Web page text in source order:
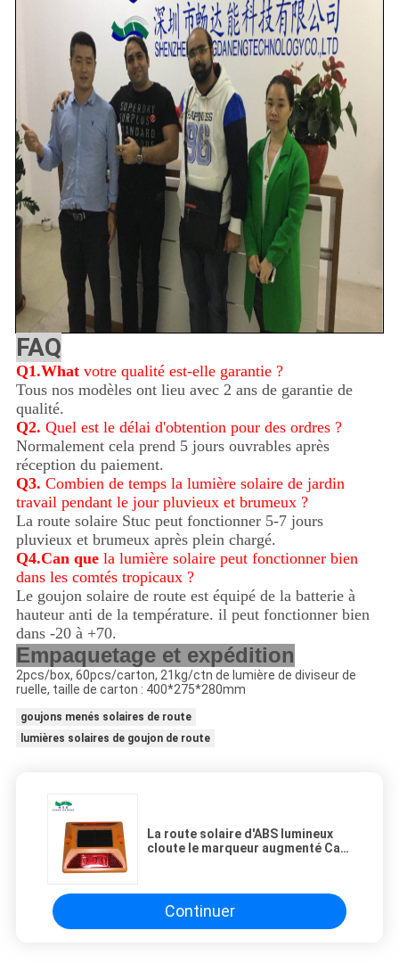
FAQ
Q1.Whatvotre qualité est-elle garantie ?
Tous nos modèles ont lieu avec 2 ans de garantie de
qualité.
Q2. Quel est le délai d'obtention pour des ordres ?
Normalement cela prend 5 jours ouvrables après
réception du paiement.
Q3. Combien de temps la lumière solaire de jardin
travail pendant le jour pluvieux et brumeux ?
La route solaire Stuc peut fonctionner 5-7 jours
pluvieux et brumeux après plein chargé.
Q4.Can quela lumière solaire peut fonctionner bien
dans les comtés tropicaux ?
Le goujon solaire de route est équipé de la batterie à
hauteur anti de la température. il peut fonctionner bien
dans -20 à +70.
Empaquetage et expédition
2pcs/box, 60pcs/carton, 21kg/ctn de lumière de diviseur de
ruelle, taille de carton : 400*275*280mm
goujons menés solaires de route
lumières solaires de goujon de route
La route solaire d'ABS lumineux
cloute le marqueur augmenté Cat
Continuer